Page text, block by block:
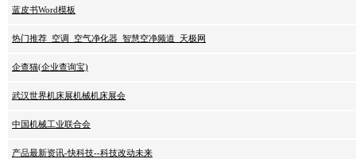
蓝皮书Word模板
热门推荐_空调_空气净化器_智慧空净频道_天极网
企查猫(企业查询宝)
武汉世界机床展机械机床展会
中国机械工业联合会
产品最新资讯-快科技--科技改动未来